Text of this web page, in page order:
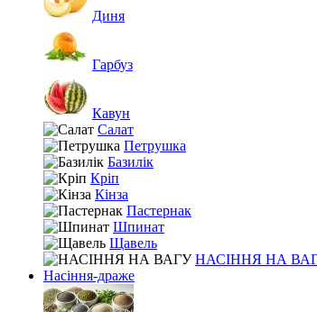
Диня
Гарбуз
Кавун
Салат
Петрушка
Базилік
Кріп
Кінза
Пастернак
Шпинат
Щавель
НАСІННЯ НА
Насіння-драже